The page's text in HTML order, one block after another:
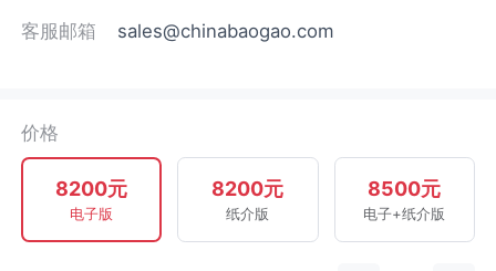
客服邮箱 sales@chinabaogao.com
价格
8200元
电子版
8200元
纸介版
8500元
电子+纸介版